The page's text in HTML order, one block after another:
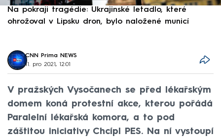
Na pokraji tragédie: Ukrajinské letadlo, které
ohrožoval v Lipsku dron, bylo naložené municí
CNN Prima NEWS
11. pro 2021, 12:01
V pražských Vysočanech se před lékařským
domem koná protestní akce, kterou pořádá
Paralelní lékařská komora, a to pod
záštitou iniciativy Chcípl PES. Na ní vystoupí